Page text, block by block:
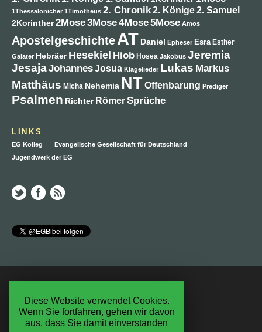
1Thessalonicher 1Timotheus 2. Chronik2. Könige2. Samuel
2Korinther2Mose3Mose4Mose5Mose Amos
ApostelgeschichteAT Daniel Epheser Esra Esther
Galater Hebräer Hesekiel Hiob Hosea Jakobus Jeremia
JesajaJohannesJosua Klagelieder Lukas Markus
Matthäus Micha Nehemia NTOffenbarung Prediger
Psalmen Richter RömerSprüche
LINKS
EG Kolleg
Evangelische Gesellschaft für Deutschland
Jugendwerk der EG
RSS Feed
RSS Kommentare
Impressum
Diese Website verwendet Cookies.
Wenn Sie fortfahren, gehen wir davon
aus, dass Sie damit einverstanden